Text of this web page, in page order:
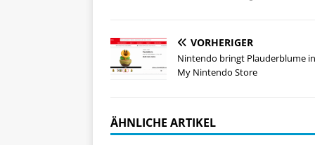
VORHERIGER
Nintendo bringt Plauderblume
My Nintendo Store
ÄHNLICHE ARTIKEL